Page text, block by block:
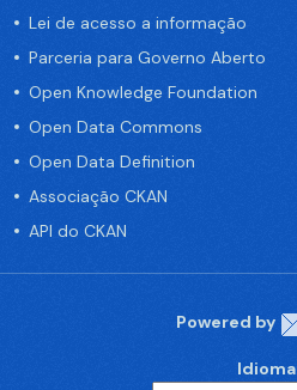
Lei de acesso a informação
Parceria para Governo Aberto
Open Knowledge Foundation
Open Data Commons
Open Data Definition
Associação CKAN
API do CKAN
Powered by
Idioma